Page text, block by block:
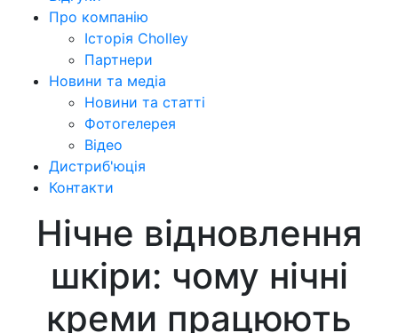
Про компанію
Історія Cholley
Партнери
Новини та медіа
Новини та статті
Фотогелерея
Відео
Дистриб'юція
Контакти
Нічне відновлення
шкіри: чому нічні
креми працюють